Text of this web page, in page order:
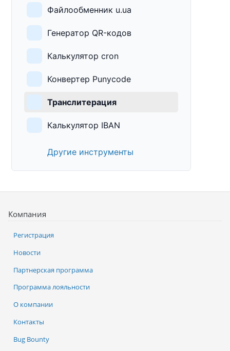
Файлообменник u.ua
Генератор QR-кодов
Калькулятор cron
Конвертер Punycode
Транслитерация
Калькулятор IBAN
Другие инструменты
Компания
Регистрация
Новости
Партнерская программа
Программа лояльности
О компании
Контакты
Bug Bounty